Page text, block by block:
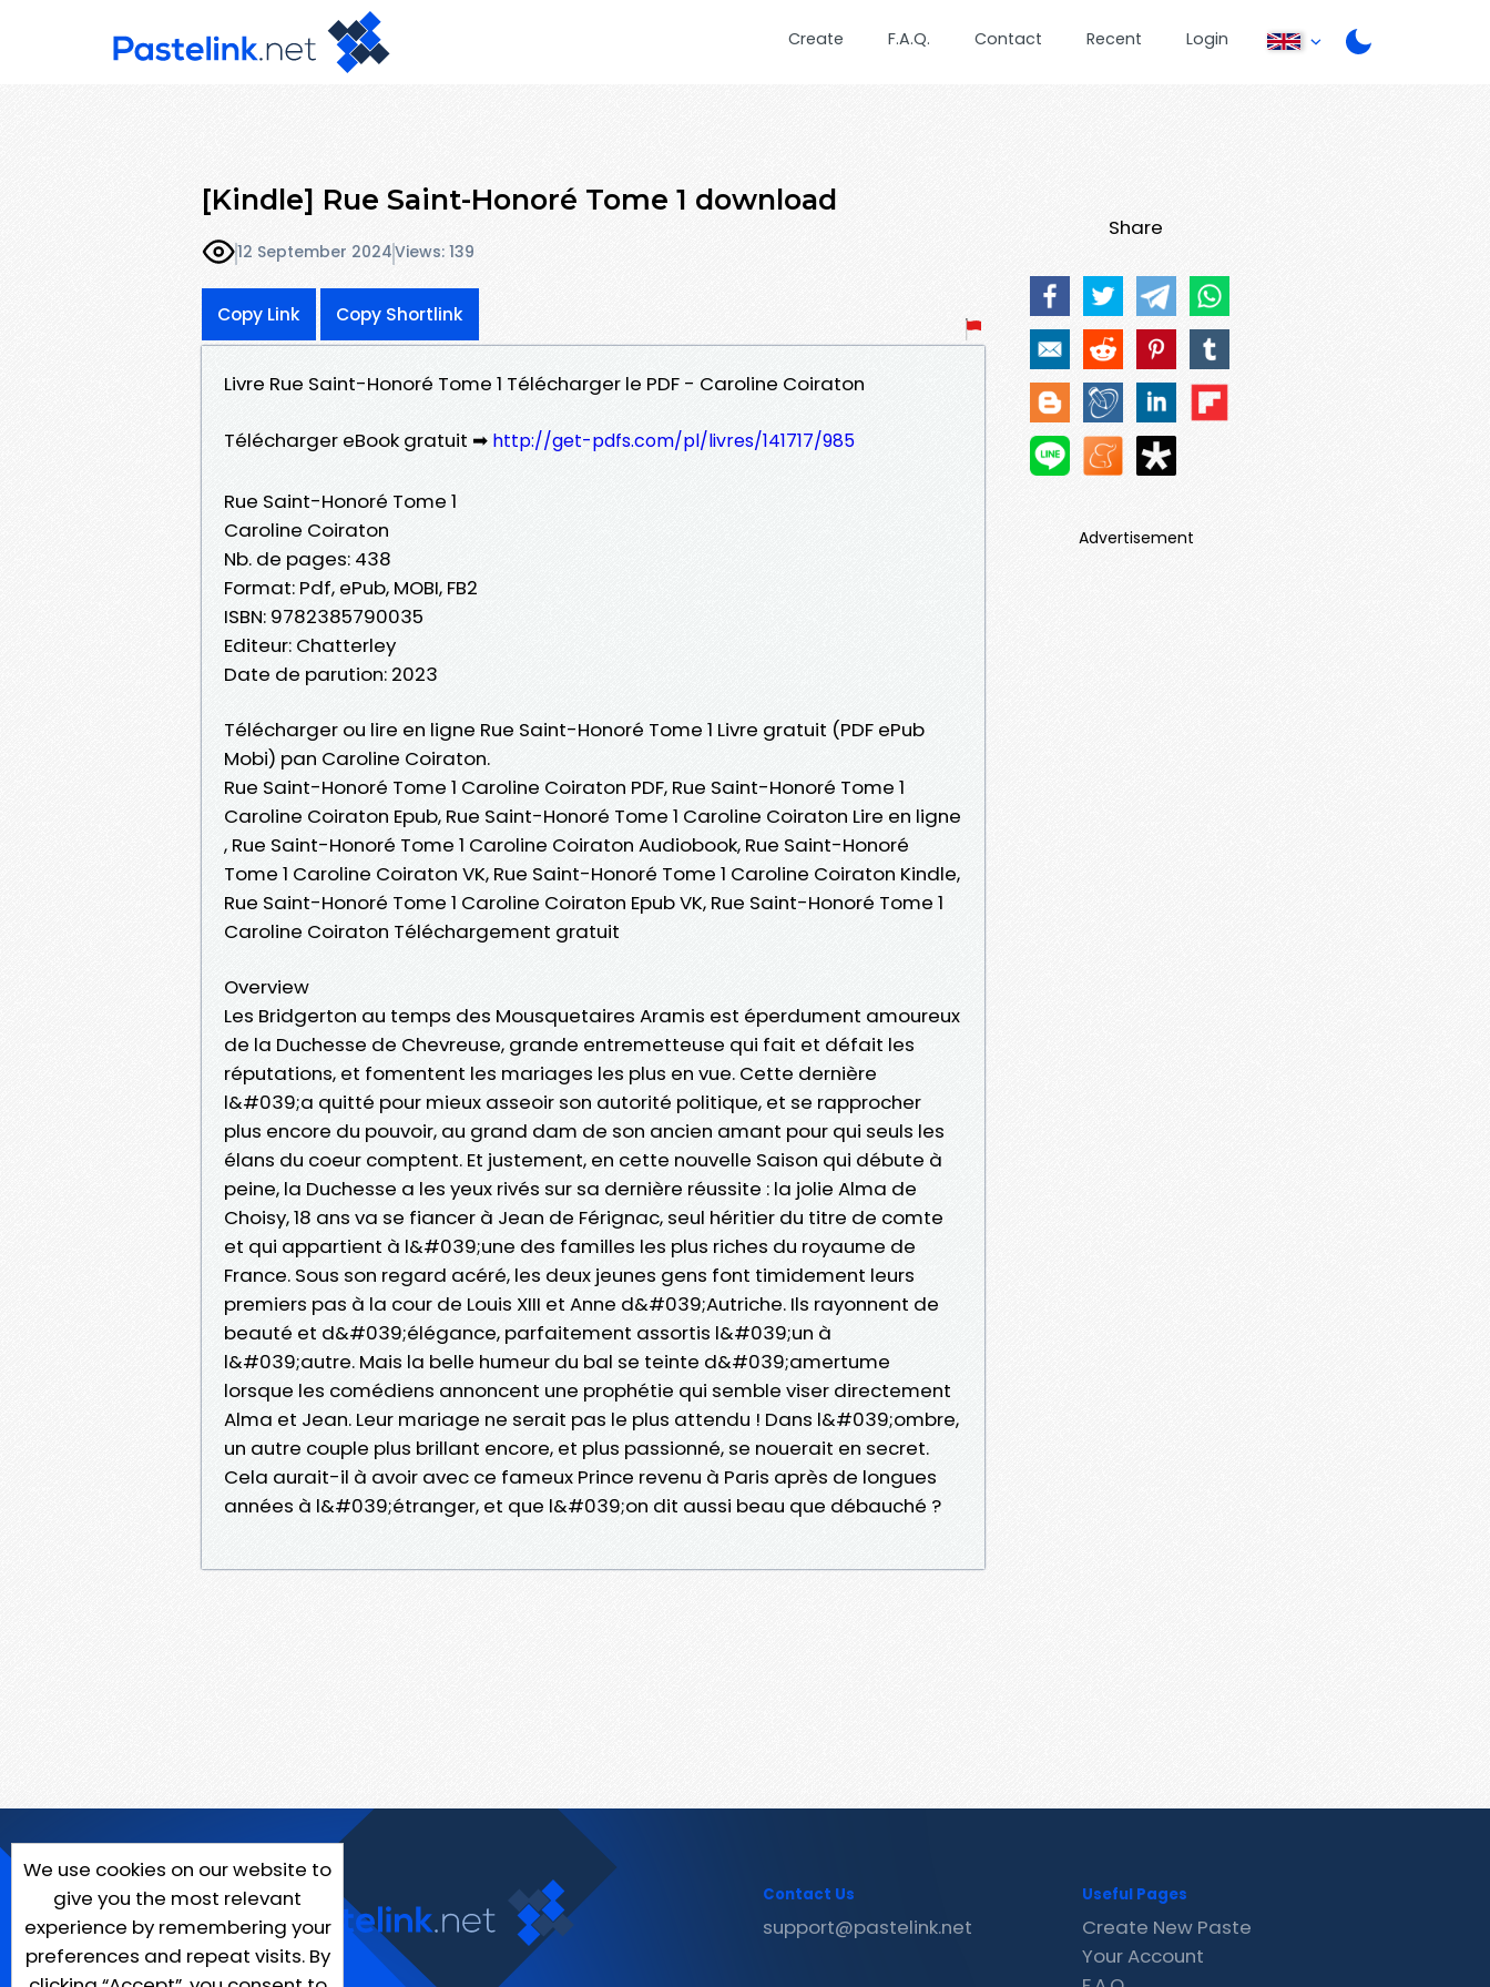
Create F.A.Q. Contact Recent Login
[Kindle] Rue Saint-Honoré Tome 1 download
12 September 2024Views: 139
Copy Link Copy Shortlink
Livre Rue Saint-Honoré Tome 1 Télécharger le PDF - Caroline Coiraton
Télécharger eBook gratuit ➡ http://get-pdfs.com/pl/livres/141717/985
Rue Saint-Honoré Tome 1
Caroline Coiraton
Nb. de pages: 438
Format: Pdf, ePub, MOBI, FB2
ISBN: 9782385790035
Editeur: Chatterley
Date de parution: 2023
Télécharger ou lire en ligne Rue Saint-Honoré Tome 1 Livre gratuit (PDF ePub
Mobi) pan Caroline Coiraton.
Rue Saint-Honoré Tome 1 Caroline Coiraton PDF, Rue Saint-Honoré Tome 1
Caroline Coiraton Epub, Rue Saint-Honoré Tome 1 Caroline Coiraton Lire en ligne
, Rue Saint-Honoré Tome 1 Caroline Coiraton Audiobook, Rue Saint-Honoré
Tome 1 Caroline Coiraton VK, Rue Saint-Honoré Tome 1 Caroline Coiraton Kindle,
Rue Saint-Honoré Tome 1 Caroline Coiraton Epub VK, Rue Saint-Honoré Tome 1
Caroline Coiraton Téléchargement gratuit
Overview
Les Bridgerton au temps des Mousquetaires Aramis est éperdument amoureux
de la Duchesse de Chevreuse, grande entremetteuse qui fait et défait les
réputations, et fomentent les mariages les plus en vue. Cette dernière
l&#039;a quitté pour mieux asseoir son autorité politique, et se rapprocher
plus encore du pouvoir, au grand dam de son ancien amant pour qui seuls les
élans du coeur comptent. Et justement, en cette nouvelle Saison qui débute à
peine, la Duchesse a les yeux rivés sur sa dernière réussite : la jolie Alma de
Choisy, 18 ans va se fiancer à Jean de Férignac, seul héritier du titre de comte
et qui appartient à l&#039;une des familles les plus riches du royaume de
France. Sous son regard acéré, les deux jeunes gens font timidement leurs
premiers pas à la cour de Louis XIII et Anne d&#039;Autriche. Ils rayonnent de
beauté et d&#039;élégance, parfaitement assortis l&#039;un à
l&#039;autre. Mais la belle humeur du bal se teinte d&#039;amertume
lorsque les comédiens annoncent une prophétie qui semble viser directement
Alma et Jean. Leur mariage ne serait pas le plus attendu ! Dans l&#039;ombre,
un autre couple plus brillant encore, et plus passionné, se nouerait en secret.
Cela aurait-il à avoir avec ce fameux Prince revenu à Paris après de longues
années à l&#039;étranger, et que l&#039;on dit aussi beau que débauché ?
Share
Advertisement
We use cookies on our website to
give you the most relevant
experience by remembering your
preferences and repeat visits. By
Contact Us
support@pastelink.net
Useful Pages
Create New Paste
Your Account